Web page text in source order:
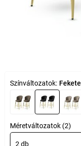
Színváltozatok: Fekete
Méretváltozatok (2)
2 db